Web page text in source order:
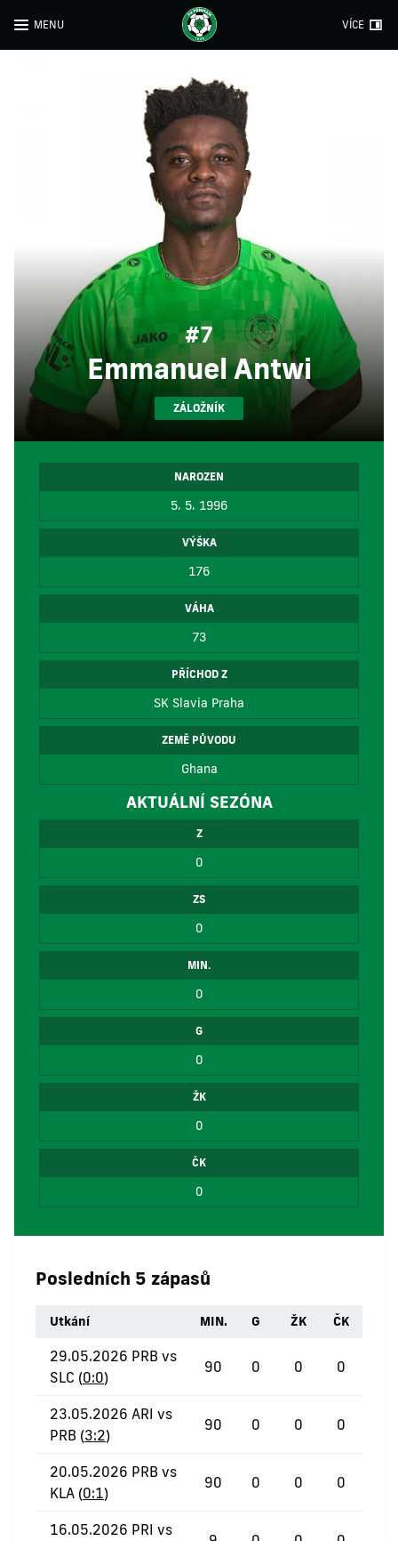
MENU VÍCE
#7
Emmanuel Antwi
ZÁLOŽNÍK
NAROZEN
5. 5. 1996
VÝŠKA
176
VÁHA
73
PŘÍCHOD Z
SK Slavia Praha
ZEMĚ PŮVODU
Ghana
AKTUÁLNÍ SEZÓNA
Z
0
ZS
0
MIN.
0
G
0
ŽK
0
ČK
0
Posledních 5 zápasů
Utkání MIN. G ŽK ČK
29.05.2026 PRB vs
SLC (0:0)
90 0 0 0
23.05.2026 ARI vs
PRB (3:2)
90 0 0 0
20.05.2026 PRB vs
KLA (0:1)
90 0 0 0
16.05.2026 PRI vs